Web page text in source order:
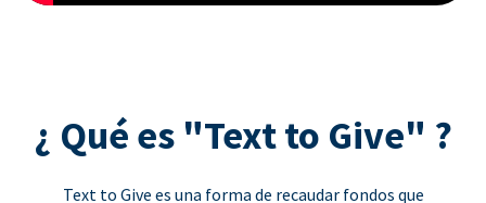
¿ Qué es "Text to Give" ?
Text to Give es una forma de recaudar fondos que